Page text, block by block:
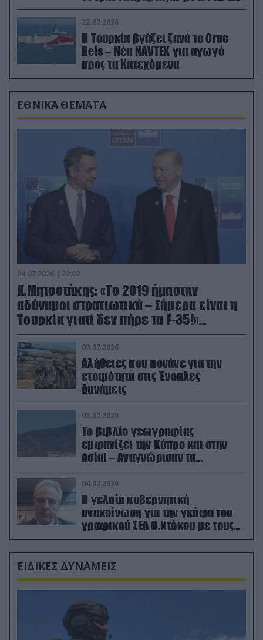
drone
22.07.2026
Η Τουρκία βγάζει ξανά το Oruc
Reis – Νέα NAVTEX για αγωγό
προς τα Κατεχόμενα
ΕΘΝΙΚΑ ΘΕΜΑΤΑ
24.07.2026 | 22:02
Κ.Μητσοτάκης: «Το 2019 ήμασταν
αδύναμοι στρατιωτικά – Σήμερα είναι η
Τουρκία γιατί δεν πήρε τα F-35!»
(βίντεο)
09.07.2026
Αλήθειες που πονάνε για την
ετοιμότητα στις Ένοπλες
Δυνάμεις
08.07.2026
Το βιβλίο γεωγραφίας
εμφανίζει την Κύπρο και στην
Ασία! – Αναγνώρισαν τα
κατεχόμενα; (φωτο)
04.07.2026
Η γελοία κυβερνητική
ανακοίνωση για την γκάφα του
γραφικού ΣΕΑ Θ.Ντόκου με τους
Ρώσους φαρσέρ
ΕΙΔΙΚΕΣ ΔΥΝΑΜΕΙΣ